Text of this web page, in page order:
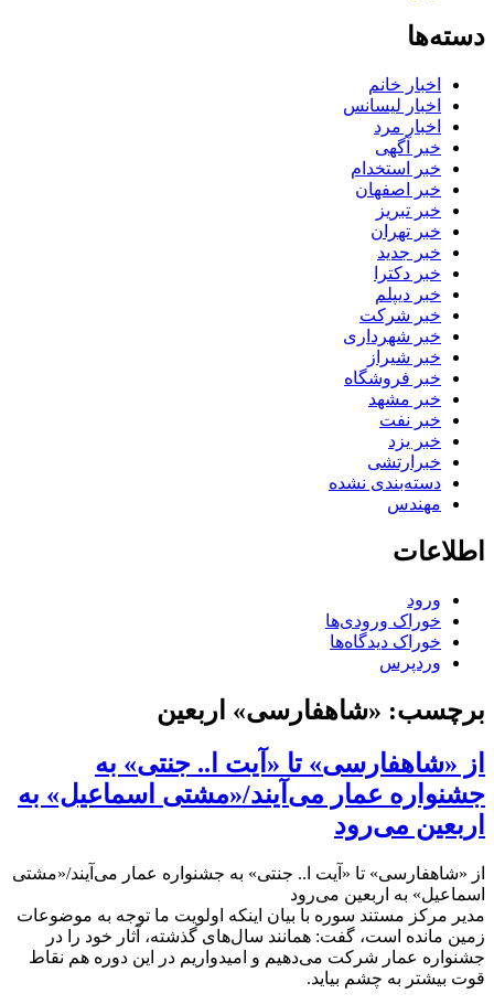
دسته‌ها
اخبار خانم
اخبار لیسانس
اخبار مرد
خبر آگهی
خبر استخدام
خبر اصفهان
خبر تبریز
خبر تهران
خبر جدید
خبر دکترا
خبر دیپلم
خبر شرکت
خبر شهرداری
خبر شیراز
خبر فروشگاه
خبر مشهد
خبر نفت
خبر یزد
خبرارتشی
دسته‌بندی نشده
مهندس
اطلاعات
ورود
خوراک ورودی‌ها
خوراک دیدگاه‌ها
وردپرس
برچسب: «شاهفارسی» اربعین
از «شاهفارسی» تا «آیت ا.. جنتی» به
جشنواره عمار می‌آیند/«مشتی اسماعیل» به
اربعین می‌رود
از «شاهفارسی» تا «آیت ا.. جنتی» به جشنواره عمار می‌آیند/«مشتی
اسماعیل» به اربعین می‌رود
مدیر مرکز مستند سوره با بیان اینکه اولویت ما توجه به موضوعات
زمین مانده است، گفت: همانند سال‌های گذشته، آثار خود را در
جشنواره عمار شرکت می‌دهیم و امیدواریم در این دوره هم نقاط
قوت بیشتر به چشم بیاید.